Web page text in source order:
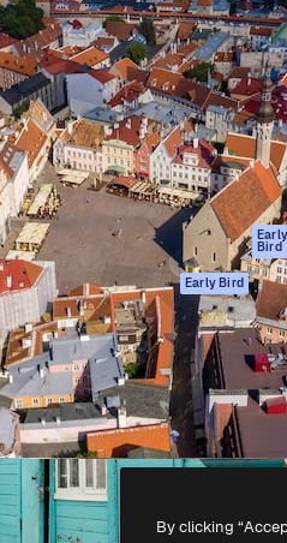
dit bedste
– fra
og
Spaces
AI-assistent
AI-billedgenerator
AI-videogenerator
AI-
stemmegenerator
Stockindhold
MCP til
Claude/ChatGPT
Early
Bird
Agenter Early Bird
API
Mobilapp
Alle Magnific
værktøjer
S.L.U. Alle rettigheder
By clicking